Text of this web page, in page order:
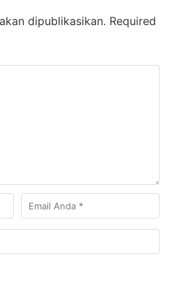
dipublikasikan. Required